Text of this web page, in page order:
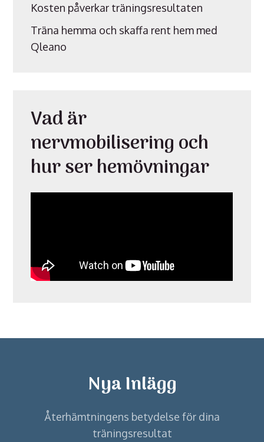
Kosten påverkar träningsresultaten
Träna hemma och skaffa rent hem med
Qleano
Vad är
nervmobilisering och
hur ser hemövningar
Nya Inlägg
Återhämtningens betydelse för dina
träningsresultat